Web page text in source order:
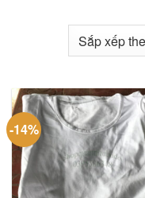
-14%